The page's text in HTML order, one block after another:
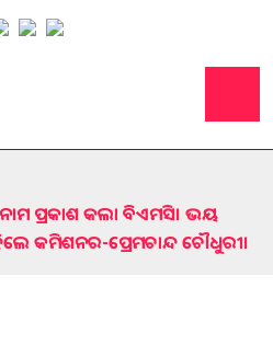
ନାମ ପ୍ରକାଶ କଲା ବିଏମସି। ଭୟ
କମିଶନର-ପ୍ରେମଚାନ୍ଦ ଚୌଧୁରୀ।